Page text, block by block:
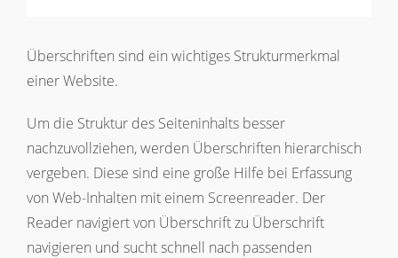
Überschriften sind ein wichtiges Strukturmerkmal
einer Website.
Um die Struktur des Seiteninhalts besser
nachzuvollziehen, werden Überschriften hierarchisch
vergeben. Diese sind eine große Hilfe bei Erfassung
von Web-Inhalten mit einem Screenreader. Der
Reader navigiert von Überschrift zu Überschrift
navigieren und sucht schnell nach passenden